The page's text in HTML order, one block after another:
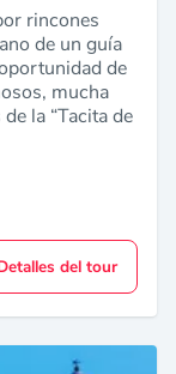
rincones
de un guía
de
mucha
la “Tacita de
del tour